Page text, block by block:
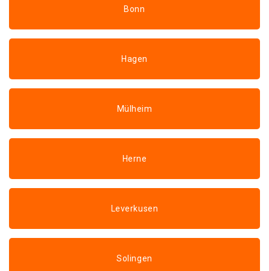
Bonn
Hagen
Mülheim
Herne
Leverkusen
Solingen